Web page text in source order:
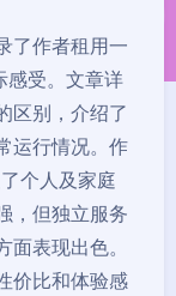
Serif Serif
了作者租用一
感受。文章详
区别，介绍了
运行情况。作
个人及家庭
，但独立服务
表现出色。
价比和体验感